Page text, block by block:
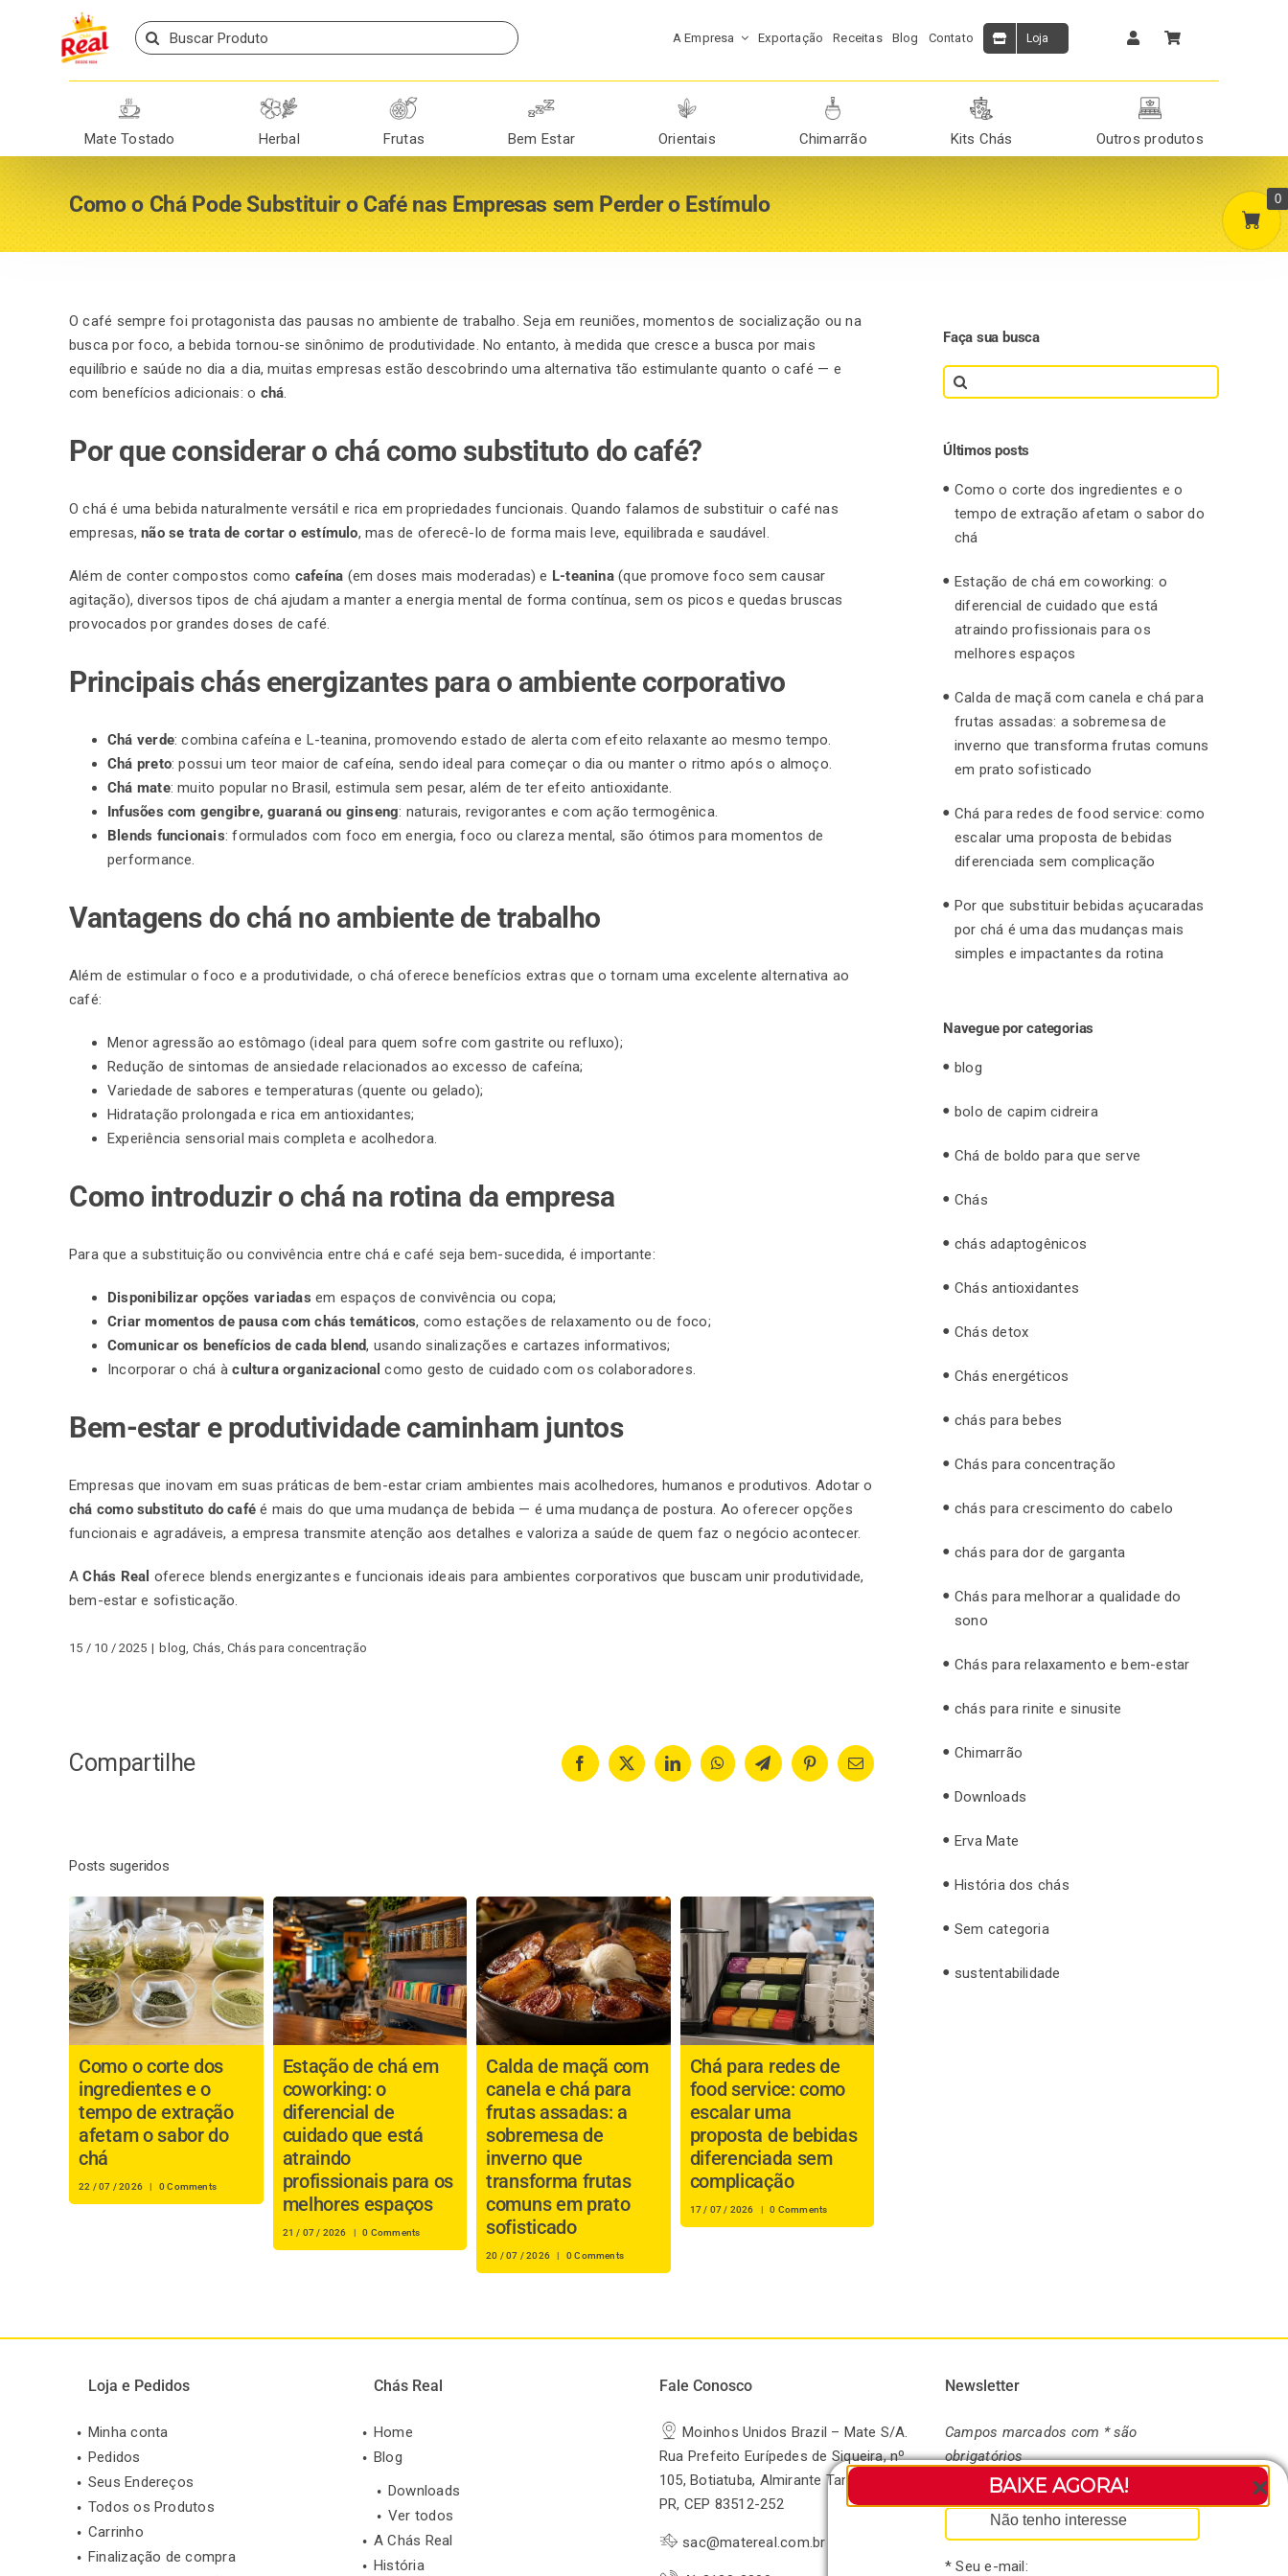
BAIXE AGORA!
Não tenho interesse
Search
for:
A Empresa Exportação Receitas Blog Contato Loja
Mate Tostado Herbal Frutas Bem Estar Orientais Chimarrão Kits Chás Outros produtos
Como o Chá Pode Substituir o Café nas Empresas sem Perder o Estímulo
Ocafé sempre foi protagonista das pausas no ambiente de trabalho. Seja em reuniões, momentos de socialização ou na
busca por foco, a bebida tornou-se sinônimo de produtividade. No entanto, à medida que cresce a busca por mais
equilíbrio e saúde no dia a dia, muitas empresas estão descobrindo uma alternativa tão estimulante quanto o café — e
com benefícios adicionais: o chá.
Por que considerar o chá como substituto do café?
Ocháé uma bebida naturalmente versátil e rica em propriedades funcionais. Quando falamos de substituir o café nas
empresas,não se trata de cortar o estímulo, mas de oferecê-lo de forma mais leve, equilibrada e saudável.
Além de conter compostos como cafeína (em doses mais moderadas) e L-teanina(que promove foco sem causar
agitação), diversos tipos de chá ajudam a manter a energia mental de forma contínua, sem os picos e quedas bruscas
provocados por grandes doses de café.
Principais chás energizantes para o ambiente corporativo
Chá verde: combina cafeína e L-teanina, promovendo estado de alerta com efeito relaxante ao mesmo tempo.
Chá preto: possui um teor maior de cafeína, sendo ideal para começar o dia ou manter o ritmo após o almoço.
Chá mate: muito popular no Brasil, estimula sem pesar, além de ter efeito antioxidante.
Infusões com gengibre, guaraná ou ginseng: naturais, revigorantes e com ação termogênica.
Blends funcionais: formulados com foco em energia, foco ou clareza mental, são ótimos para momentos de
performance.
Vantagens do chá no ambiente de trabalho
Além de estimular o foco e a produtividade, o chá oferece benefícios extras que o tornam uma excelente alternativa ao
café:
Menor agressão ao estômago (ideal para quem sofre com gastrite ou refluxo);
Redução de sintomas de ansiedade relacionados ao excesso de cafeína;
Variedade de sabores e temperaturas (quente ou gelado);
Hidrataçãoprolongada e rica em antioxidantes;
Experiência sensorial mais completa e acolhedora.
Como introduzir o chá na rotina da empresa
Para que a substituição ou convivência entre chá e café seja bem-sucedida, é importante:
Disponibilizar opções variadas em espaços de convivência ou copa;
Criar momentos de pausa com chás temáticos, como estações de relaxamento ou de foco;
Comunicar os benefícios de cada blend, usando sinalizações e cartazes informativos;
Incorporar o chá àcultura organizacional como gesto de cuidado com os colaboradores.
Bem-estar e produtividade caminham juntos
Empresas que inovam em suas práticas de bem-estar criam ambientes mais acolhedores, humanos e produtivos. Adotar o
chá como substituto docafé é mais do que uma mudança de bebida — é uma mudança de postura. Ao oferecer opções
funcionais e agradáveis, a empresa transmite atenção aos detalhes e valoriza a saúde de quem faz o negócio acontecer.
AChás Real oferece blends energizantes e funcionais ideais para ambientes corporativos que buscam unir produtividade,
bem-estar e sofisticação.
15 / 10 / 2025 | blog, Chás,Chás para concentração
Compartilhe Facebook
X LinkedInWhatsAppTelegramPinterestEmail
Posts sugeridos
Como o corte dos
ingredientes e o
tempo de extração
afetam o sabor do
chá
22 / 07 / 2026 | 0 Comments
Estação de chá em
coworking: o
diferencial de
cuidado que está
atraindo
profissionais para os
melhores espaços
21 / 07 / 2026 | 0 Comments
Calda de maçã com
canela e chá para
frutas assadas: a
sobremesa de
inverno que
transforma frutas
comuns em prato
sofisticado
20 / 07 / 2026 | 0 Comments
Chá para redes de
food service: como
escalar uma
proposta de bebidas
diferenciada sem
complicação
17 / 07 / 2026 | 0 Comments
Faça sua busca
Search
for:
Últimos posts
Como o corte dos ingredientes e o
tempo de extração afetam o sabor do
chá
Estação de chá em coworking: o
diferencial de cuidado que está
atraindo profissionais para os
melhores espaços
Calda de maçã com canela e chá para
frutas assadas: a sobremesa de
inverno que transforma frutas comuns
em prato sofisticado
Chá para redes de food service: como
escalar uma proposta de bebidas
diferenciada sem complicação
Por que substituir bebidas açucaradas
por chá é uma das mudanças mais
simples e impactantes da rotina
Navegue por categorias
blog
bolo de capim cidreira
Chá de boldo para que serve
Chás
chás adaptogênicos
Chás antioxidantes
Chás detox
Chás energéticos
chás para bebes
Chás para concentração
chás para crescimento do cabelo
chás para dor de garganta
Chás para melhorar a qualidade do
sono
Chás para relaxamento e bem-estar
chás para rinite e sinusite
Chimarrão
Downloads
Erva Mate
História dos chás
Sem categoria
sustentabilidade
Loja e Pedidos
Minha conta
Pedidos
Seus Endereços
Todos os Produtos
Carrinho
Finalização de compra
Chás Real
Home
Blog
Downloads
Ver todos
A Chás Real
História
Fale Conosco
Moinhos Unidos Brazil – Mate S/A.
Rua Prefeito Eurípedes de Siqueira, nº
105, Botiatuba, Almirante Tamandaré-
PR, CEP 83512-252
sac@matereal.com.br
Newsletter
Campos marcados com * são
obrigatórios
* Seu nome:
* Seu e-mail:
0